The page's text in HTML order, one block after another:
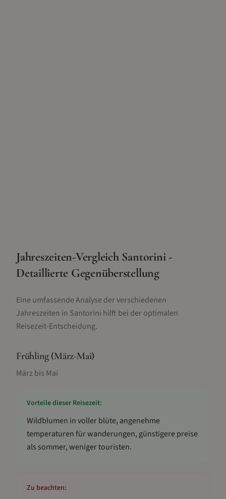
Jahreszeiten-Vergleich Santorini -
Detaillierte Gegenüberstellung
Eine umfassende Analyse der verschiedenen
Jahreszeiten in Santorini hilft bei der optimalen
Reisezeit-Entscheidung.
Frühling (März-Mai)
März bis Mai
Vorteile dieser Reisezeit:
Wildblumen in voller blüte, angenehme
temperaturen für wanderungen, günstigere preise
als sommer, weniger touristen.
Zu beachten: